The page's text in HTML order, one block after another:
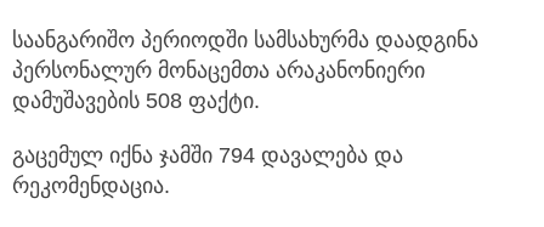
საანგარიშო პერიოდში სამსახურმა დაადგინა
პერსონალურ მონაცემთა არაკანონიერი
დამუშავების 508 ფაქტი.
გაცემულ იქნა ჯამში 794 დავალება და
რეკომენდაცია.